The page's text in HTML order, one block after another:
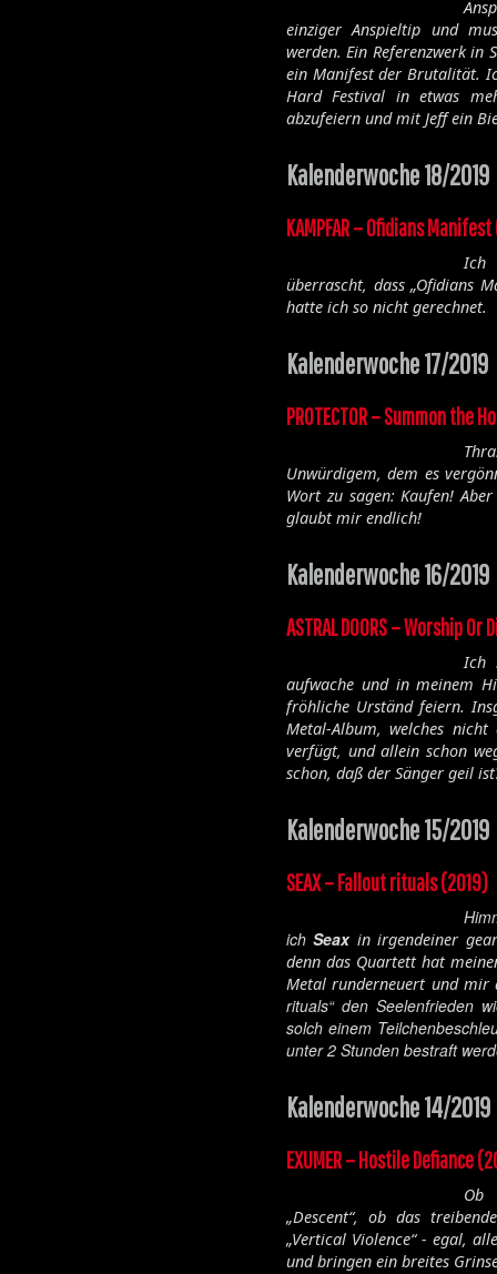
einziger Anspieltip und
werden. Ein Referenzwerk in
ein Manifest der Brutalität.
Hard Festival in etwas
abzufeiern und mit Jeff ein
Kalenderwoche 18/2019
KAMPFAR – Ofidians
Ich
überrascht, dass „Ofidians
hatte ich so nicht gerechnet.
Kalenderwoche 17/2019
PROTECTOR – Summon the
Unwürdigem, dem es
Wort zu sagen: Kaufen!
glaubt mir endlich!
Kalenderwoche 16/2019
ASTRAL DOORS – Worship Or
Ich
aufwache und in meinem
fröhliche Urständ feiern.
Metal-Album, welches
verfügt, und allein schon
schon, daß der Sänger geil
Kalenderwoche 15/2019
SEAX – Fallout rituals (2019)
ichSeax in irgendeiner
denn das Quartett hat
Metal runderneuert und mir
rituals“ den Seelenfrieden
solch einem
unter 2 Stunden bestraft
Kalenderwoche 14/2019
EXUMER – Hostile Defiance
Ob
„Descent“, ob das
„Vertical Violence“ - egal,
und bringen ein breites